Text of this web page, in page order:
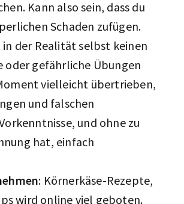
Kann also sein, dass du
Schaden zufügen.
in der Realität selbst keinen
oder gefährliche Übungen
vielleicht übertrieben,
und falschen
und ohne zu
hat, einfach
: Körnerkäse-Rezepte,
wird online viel geboten.